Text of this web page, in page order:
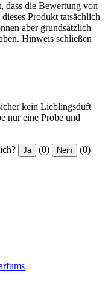
dass die Bewertung von
Produkt tatsächlich
aber grundsätzlich
Hinweis schließen
kein Lieblingsduft
nur eine Probe und
Ja (0) Nein (0)